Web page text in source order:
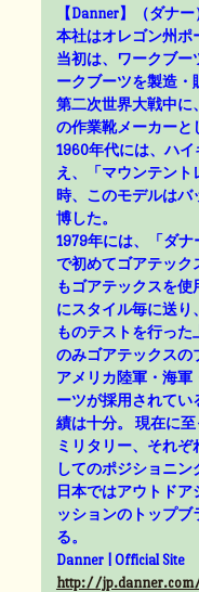
【Danner】（ダナー
本社はオレゴン州ポ
当初は、ワークブー
ークブーツを製造・
第二次世界大戦中に
の作業靴メーカーと
1960年代には、ハ
え、「マウンテント
時、このモデルは
博した。
1979年には、「ダ
で初めてゴアテック
もゴアテックスを
にスタイル毎に送り
ものテストを行っ
のみゴアテックスの
アメリカ陸軍・海軍
ーツが採用されてい
績は十分。 現在に至
ミリタリー、それ
してのポジショニン
日本ではアウトド
ッションのトップ
る。
Danner | Official Site
http://